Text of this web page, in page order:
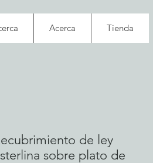
Acerca Tienda
de ley
sobre plato de